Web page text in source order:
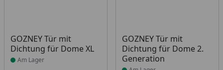
GOZNEY Tür mit
Dichtung für Dome XL
Produkt am Lager
Am Lager
GOZNEY Tür mit
Dichtung für Dome 2.
Generation
Produkt am Lager